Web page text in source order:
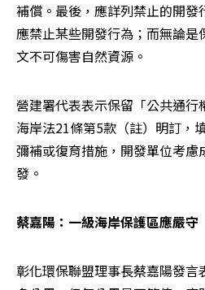
補償。最後，應詳列禁止的開發
應禁止某些開發行為；而無論
文不可傷害自然資源。
營建署代表表示保留「公共通行
海岸法21條第5款（註）明訂，
彌補或復育措施，開發單位考慮
發。
蔡嘉陽：一級海岸保護區應嚴守
彰化環保聯盟理事長蔡嘉陽發言